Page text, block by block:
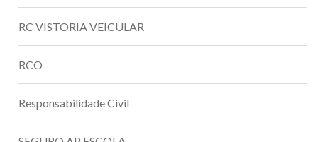
RC VISTORIA VEICULAR
RCO
Responsabilidade Civil